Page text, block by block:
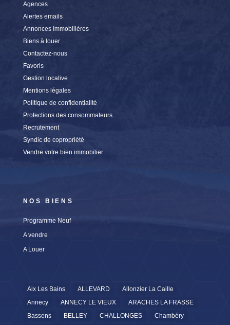
Agences
Alertes emails
Annonces Immobilières
Biens à louer
Contactez-nous
Favoris
Gestion locative
Mentions légales
Politique de confidentialité
Protections des consommateurs
Recrutement
Syndic de copropriété
Vendre votre bien immobilier
NOS BIENS
Programme Neuf
A vendre
A Louer
Aix Les Bains ALLEVARD
Allonzier La Caille
Annecy
ANNECY LE VIEUX
ARACHES LA FRASSE
Bassens
BELLEY CHALLONGES
Chambéry